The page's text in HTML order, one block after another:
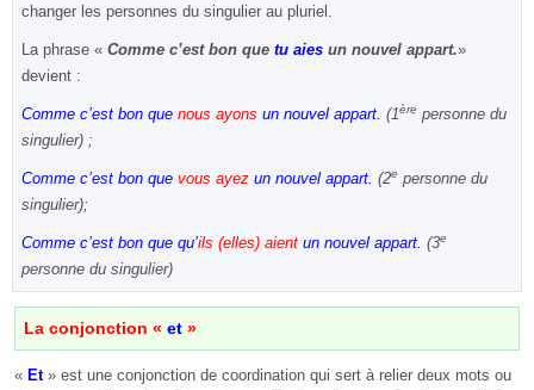
changer les personnes du singulier au pluriel.
La phrase « Comme c’est bon que tu aies un nouvel appart.»
devient :
Comme c’est bon que nous ayons un nouvel appart. (1ère personne du
singulier) ;
Comme c’est bon que vous ayez un nouvel appart. (2e personne du
singulier);
Comme c’est bon que qu’ils (elles) aient un nouvel appart. (3e
personne du singulier)
La conjonction « et »
« Et» est une conjonction de coordination qui sert à relier deux mots ou